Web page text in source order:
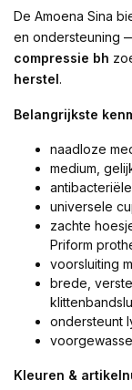
De Amoena Sina
en ondersteuning
compressie bh
herstel.
Belangrijkste
naadloze
medium,
universele
zachte
Priform
voorsluiting
brede,
ondersteunt
Kleuren &